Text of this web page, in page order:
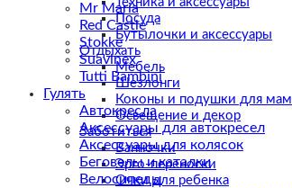
Посуда
Бутылочки и аксессуары
Отдыхать
Мебель
Шезлонги
Коконы и подушки для мам
Освещение и декор
Заботиться
Ванночки
Эрго-переноски
Очки для ребенка
Mr Maria
Red Castle
Stokke
Suavinex
Tutti Bambini
Гулять
Автокресла
Аксессуары для автокресел
Аксессуары для колясок
Беговелы и каталки
Велосипеды